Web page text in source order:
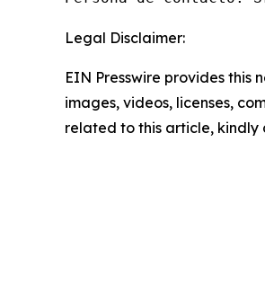
Legal Disclaimer:
EIN Presswire provides
images, videos, licenses,
related to this article,